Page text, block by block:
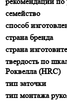
семейство
способ
страна бренда
страна
твердость по
Роквелла (HRC)
тип заточки
тип монтажа